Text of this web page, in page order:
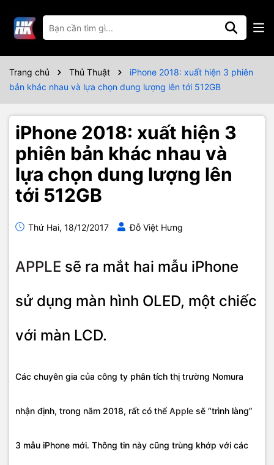
Trang chủ Thủ Thuật
iPhone 2018: xuất hiện 3 phiên
bản khác nhau và lựa chọn dung lượng lên tới 512GB
iPhone 2018: xuất hiện 3
phiên bản khác nhau và
lựa chọn dung lượng lên
tới 512GB
Thứ Hai, 18/12/2017 Đỗ Việt Hưng
APPLE sẽ ra mắt hai mẫu iPhone
sử dụng màn hình OLED, một chiếc
với màn LCD.
Các chuyên gia của công ty phân tích thị trường Nomura
nhận định, trong năm 2018, rất có thể Apple sẽ “trình làng”
3 mẫu iPhone mới. Thông tin này cũng trùng khớp với các